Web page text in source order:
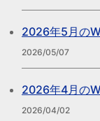
2026年5月の
2026/05/07
2026年4月の
2026/04/02